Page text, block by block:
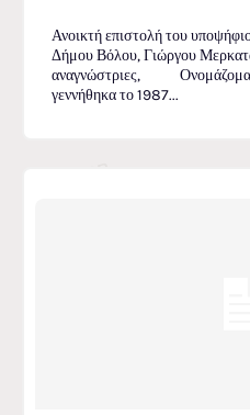
Ανοικτή επιστολή του
Δήμου Βόλου, Γιώργου
αναγνώστριες, Ονομάζομαι
γεννήθηκα το 1987...